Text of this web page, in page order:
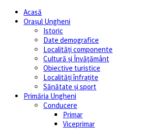
Acasă
Orașul Ungheni
Istoric
Date demografice
Localități componente
Cultură și Învăţământ
Obiective turistice
Localități înfrațite
Sănătate și sport
Primăria Ungheni
Conducere
Primar
Viceprimar